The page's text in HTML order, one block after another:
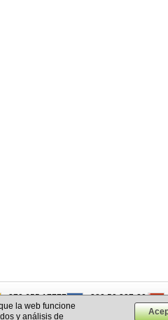
+370 655 17777
+371 258 92085
+380 50 337-20-47
+48 732-083-262
la web funcione
y análisis de